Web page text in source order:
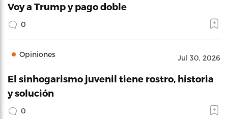
Voy a Trump y pago doble
0
Opiniones Jul 30, 2026
El sinhogarismo juvenil tiene rostro, historia
y solución
0